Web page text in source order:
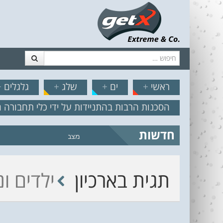
חיפוש
// תפריט
דלג לתוכן
ראשי + ים + שלג + גלגלים
הסכנות הרבות בהתניידות על ידי כלי
חדשות מצב הים והרוח – תחזית גלים
תגית בארכיון ילדים